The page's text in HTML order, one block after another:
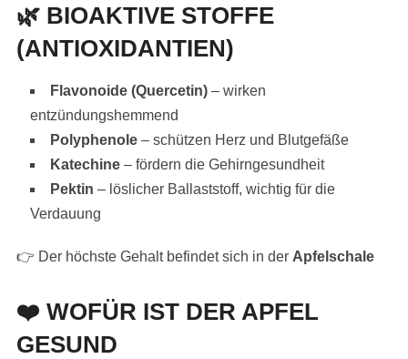
🌿 BIOAKTIVE STOFFE
(ANTIOXIDANTIEN)
Flavonoide (Quercetin)– wirken
entzündungshemmend
Polyphenole– schützen Herz und Blutgefäße
Katechine– fördern die Gehirngesundheit
Pektin – löslicher Ballaststoff, wichtig für die
Verdauung
👉 Der höchste Gehalt befindet sich in der Apfelschale
❤️ WOFÜR IST DER APFEL
GESUND